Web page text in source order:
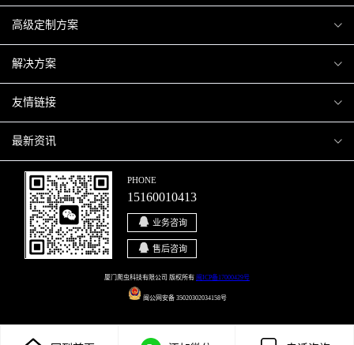
爬虫案例
关于爬虫
高级定制方案
H5互动营销
微信小程序
移动APP
解决方案
商城解决方案
商城会员积分商城解决方案
网站解决方案
智慧校园解决方案
智慧停车解决方案
友情链接
厦门小程序开发
厦门APP开发
厦门微商城开发
博客园
最新资讯
行业资讯
爬虫动态
PHONE
15160010413
业务咨询
售后咨询
厦门爬虫科技有限公司 版权所有 闽ICP备17000429号
闽公网安备 35020302034158号